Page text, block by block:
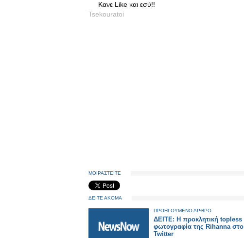
Κανε Like και εσύ!!
Tsekouratoi
ΜΟΙΡΑΣΤΕΙΤΕ
ΔΕΙΤΕ ΑΚΟΜΑ
ΠΡΟΗΓΟΥΜΕΝΟ ΑΡΘΡΟ
ΔΕΙΤΕ: Η προκλητική topless
φωτογραφία της Rihanna στο
Twitter